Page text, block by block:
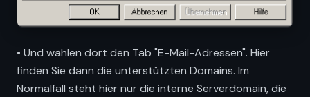
• Und wählen dort den Tab "E-Mail-Adressen". Hier
finden Sie dann die unterstützten Domains. Im
Normalfall steht hier nur die interne Serverdomain, die